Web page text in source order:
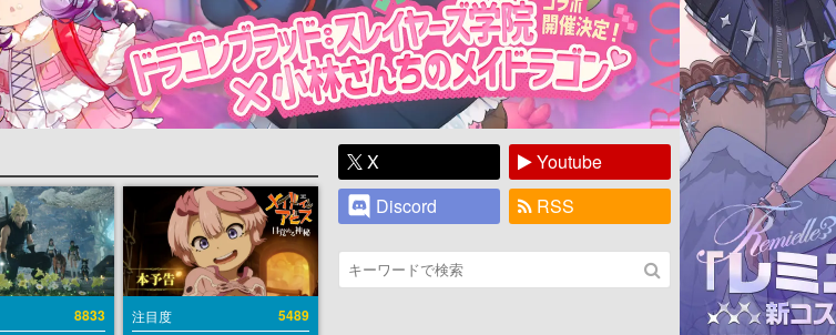
8833 注目度 5489
X
Youtube
Discord
RSS